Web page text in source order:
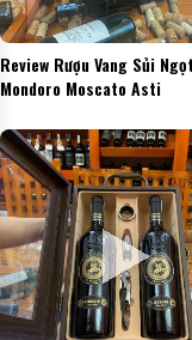
Review Rượu Vang Sủi Ngọt
Mondoro Moscato Asti